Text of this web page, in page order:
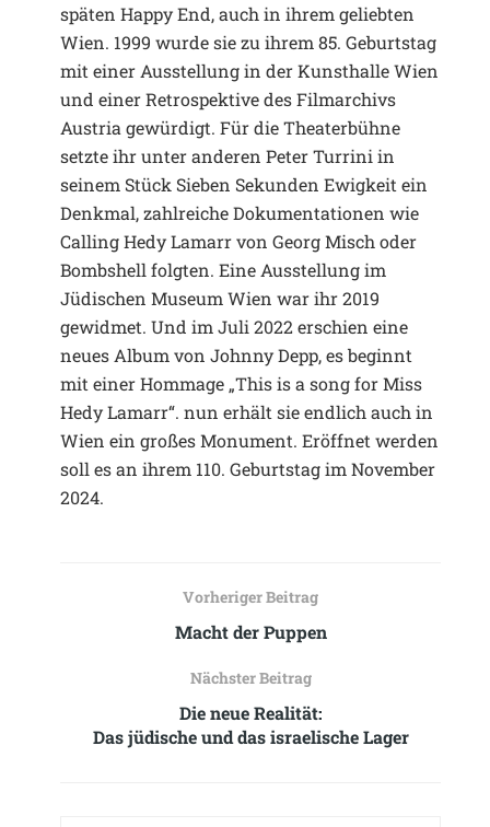
späten Happy End, auch in ihrem geliebten
Wien. 1999 wurde sie zu ihrem 85. Geburtstag
mit einer Ausstellung in der Kunsthalle Wien
und einer Retrospektive des Filmarchivs
Austria gewürdigt. Für die Theaterbühne
setzte ihr unter anderen Peter Turrini in
seinem Stück Sieben Sekunden Ewigkeit ein
Denkmal, zahlreiche Dokumentationen wie
Calling Hedy Lamarr von Georg Misch oder
Bombshell folgten. Eine Ausstellung im
Jüdischen Museum Wien war ihr 2019
gewidmet. Und im Juli 2022 erschien eine
neues Album von Johnny Depp, es beginnt
mit einer Hommage „This is a song for Miss
Hedy Lamarr“. nun erhält sie endlich auch in
Wien ein großes Monument. Eröffnet werden
soll es an ihrem 110. Geburtstag im November
2024.
Vorheriger Beitrag
Macht der Puppen
Nächster Beitrag
Die neue Realität:
Das jüdische und das israelische Lager